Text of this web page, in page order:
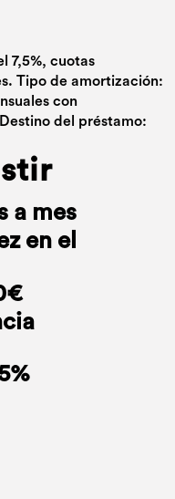
7,5%, cuotas
Tipo de amortización:
con
del préstamo:
a mes
en el